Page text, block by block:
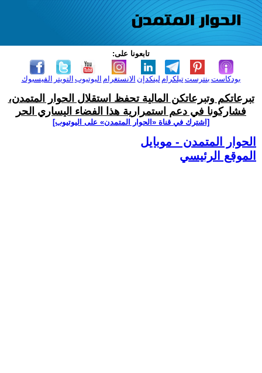
تابعونا على:
الفيسبوك التويتر اليوتيوب الانستغرام لينكدإن تيلكرامبنترست بودكاست
تبرعاتكم وتبرعاتكن المالية تحفظ استقلال الحوار المتمدن،
فشاركونا في دعم استمرارية هذا الفضاء اليساري الحر
[اشترك في قناة ‫«الحوار المتمدن» على اليوتيوب]
الحوار المتمدن - موبايل
الموقع الرئيسي